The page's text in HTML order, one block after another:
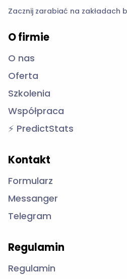
Zacznij zarabiać na zakładach
O firmie
O nas
Oferta
Szkolenia
Współpraca
⚡ PredictStats
Kontakt
Formularz
Messanger
Telegram
Regulamin
Regulamin